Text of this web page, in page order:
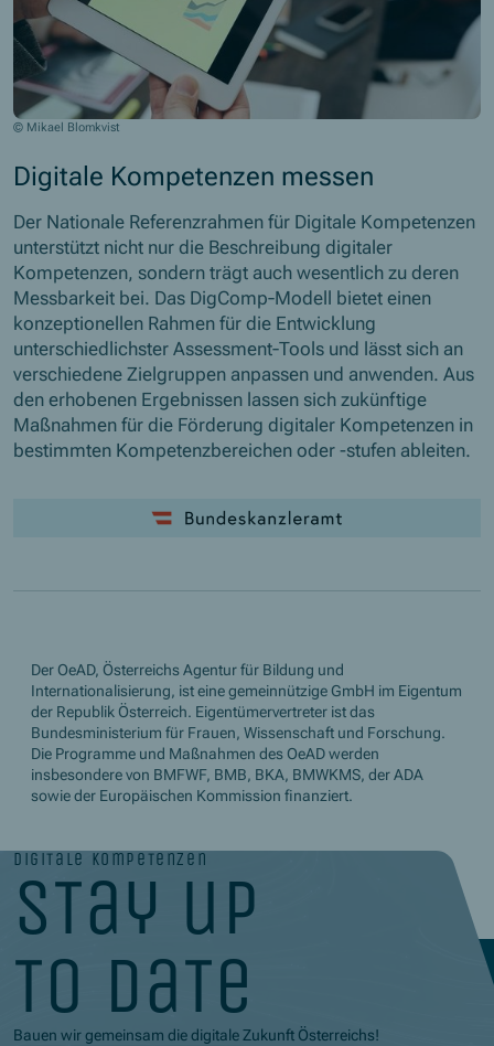
© Mikael Blomkvist
Digitale Kompetenzen messen
Der Nationale Referenzrahmen für Digitale Kompetenzen
unterstützt nicht nur die Beschreibung digitaler
Kompetenzen, sondern trägt auch wesentlich zu deren
Messbarkeit bei. Das DigComp‑Modell bietet einen
konzeptionellen Rahmen für die Entwicklung
unterschiedlichster Assessment‑Tools und lässt sich an
verschiedene Zielgruppen anpassen und anwenden. Aus
den erhobenen Ergebnissen lassen sich zukünftige
Maßnahmen für die Förderung digitaler Kompetenzen in
bestimmten Kompetenzbereichen oder -stufen ableiten.
Der OeAD, Österreichs Agentur für Bildung und
Internationalisierung, ist eine gemeinnützige GmbH im Eigentum
der Republik Österreich. Eigentümervertreter ist das
Bundesministerium für Frauen, Wissenschaft und Forschung.
Die Programme und Maßnahmen des OeAD werden
insbesondere von BMFWF, BMB, BKA, BMWKMS, der ADA
sowie der Europäischen Kommission finanziert.
digitale kompetenzen
stay up
to date
Bauen wir gemeinsam die digitale Zukunft Österreichs!